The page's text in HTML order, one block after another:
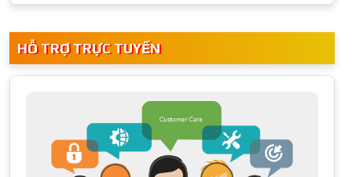
HỖ TRỢ TRỰC TUYẾN